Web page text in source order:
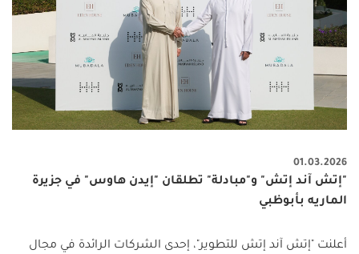
01.03.2026
"إتش آند إتش" و"مبادلة" تطلقان "إيدن هاوس" في جزيرة
الماريه بأبوظبي
أعلنت "إتش آند إتش للتطوير"، إحدى الشركات الرائدة في مجال